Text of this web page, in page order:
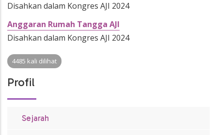
Disahkan dalam Kongres AJI 2024
Anggaran Rumah Tangga AJI
Disahkan dalam Kongres AJI 2024
4485 kali dilihat
Profil
Sejarah